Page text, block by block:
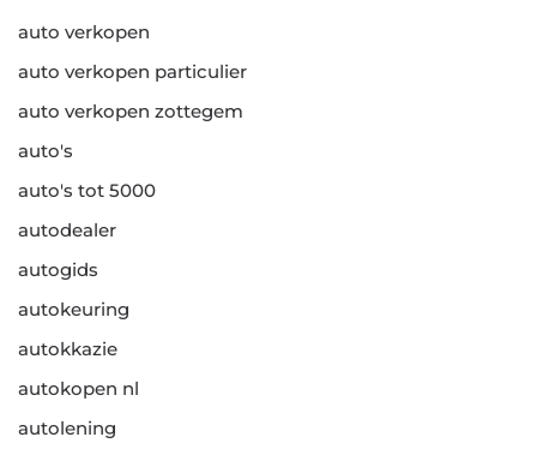
auto verkopen
auto verkopen particulier
auto verkopen zottegem
auto's
auto's tot 5000
autodealer
autogids
autokeuring
autokkazie
autokopen nl
autolening